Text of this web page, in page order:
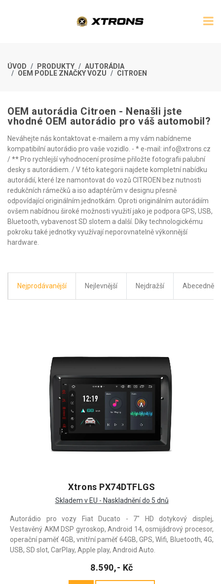
ÚVOD PRODUKTY
AUTORÁDIA
OEM PODLE ZNAČKY VOZU
CITROEN
OEM autorádia Citroen - Nenašli jste
vhodné OEM autorádio pro váš automobil?
Neváhejte nás kontaktovat e-mailem a my vám nabídneme
kompatibilní autorádio pro vaše vozidlo. - * e-mail: info@xtrons.cz
/ ** Pro rychlejší vyhodnocení prosíme přiložte fotografii palubní
desky s autorádiem. / V této kategorii najdete kompletní nabídku
autorádií, které lze namontovat do vozů CITROEN bez nutnosti
redukčních rámečků a iso adaptérům v designu přesně
odpovídající originálním jednotkám. Oproti originálním autorádiím
ovšem nabídnou široké možnosti využití jako je podpora GPS, USB,
Bluetooth, vybavenost SD slotem a další. Díky technologickému
pokroku také jednotky využívají neporovnatelně výkonnější
hardware.
Nejprodávanější Nejlevnější Nejdražší Abecedně
Xtrons PX74DTFLGS
Skladem v EU - Naskladnění do 5 dnů
Autorádio pro vozy Fiat Ducato - 7" HD dotykový displej,
Vestavěný AKM DSP gyroskop, Android 14, osmijádrový procesor,
operační paměť 4GB, vnitřní paměť 64GB, GPS, Wifi, Bluetooth, 4G,
USB, SD slot, CarPlay, Apple play, Android Auto.
8.590,- Kč